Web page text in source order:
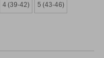
4 (39-42) 5 (43-46)